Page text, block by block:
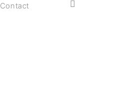
Contact